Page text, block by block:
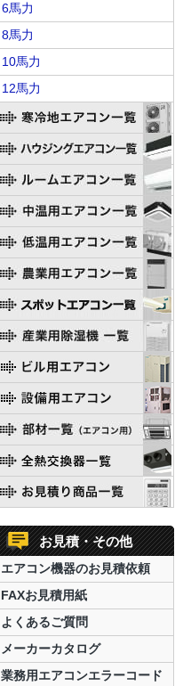
6馬力
8馬力
10馬力
12馬力
お見積・その他
エアコン機器のお見積依頼
FAXお見積用紙
よくあるご質問
メーカーカタログ
業務用エアコンエラーコード